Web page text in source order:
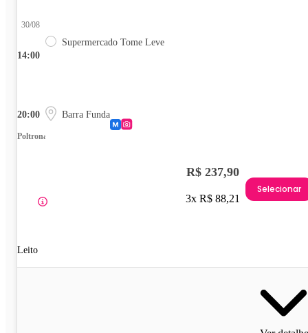
14:00
30/08
Supermercado Tome Leve
20:00 Barra Funda
Poltrona
Leito
R$ 237,90
3x R$ 88,21
Selecionar